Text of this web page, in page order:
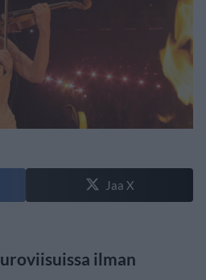
Jaa X
ilman